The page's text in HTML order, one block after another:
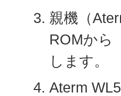
親機（
ROMから
します。
Aterm